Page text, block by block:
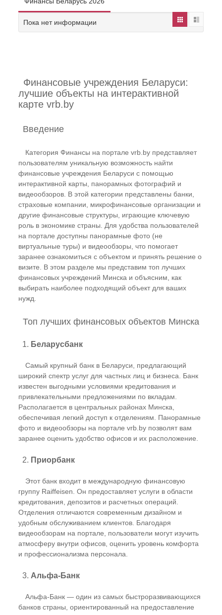
Пока нет информации
Финансовые учреждения Беларуси:
лучшие объекты на интерактивной
карте vrb.by
Введение
Категория Финансы на портале vrb.by представляет
пользователям уникальную возможность найти
финансовые учреждения Беларуси с помощью
интерактивной карты, панорамных фотографий и
видеообзоров. В этой категории представлены банки,
страховые компании, микрофинансовые организации и
другие финансовые структуры, играющие ключевую
роль в экономике страны. Для удобства пользователей
на портале доступны панорамные фото (не
виртуальные туры) и видеообзоры, что помогает
заранее ознакомиться с объектом и принять решение о
визите. В этом разделе мы представим топ лучших
финансовых учреждений Минска и объясним, как
выбирать наиболее подходящий объект для ваших
нужд.
Топ лучших финансовых объектов Минска
1. Беларусбанк
Самый крупный банк в Беларуси, предлагающий
широкий спектр услуг для частных лиц и бизнеса. Банк
известен выгодными условиями кредитования и
привлекательными предложениями по вкладам.
Располагается в центральных районах Минска,
обеспечивая легкий доступ к отделениям. Панорамные
фото и видеообзоры на портале vrb.by позволят вам
заранее оценить удобство офисов и их расположение.
2. Приорбанк
Этот банк входит в международную финансовую
группу Raiffeisen. Он предоставляет услуги в области
кредитования, депозитов и расчетных операций.
Отделения отличаются современным дизайном и
удобным обслуживанием клиентов. Благодаря
видеообзорам на портале, пользователи могут изучить
атмосферу внутри офисов, оценить уровень комфорта
и профессионализма персонала.
3. Альфа-Банк
Альфа-Банк — один из самых быстроразвивающихся
банков страны, ориентированный на предоставление